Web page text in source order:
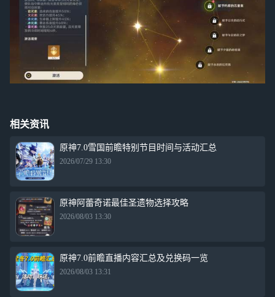
相关资讯
原神7.0雪国前瞻特别节目时间与活动汇总
2026/07/29 13:30
原神阿蕾奇诺最佳圣遗物选择攻略
2026/08/03 13:30
原神7.0前瞻直播内容汇总及兑换码一览
2026/08/03 13:31